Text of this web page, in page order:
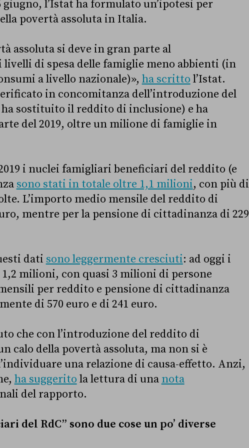
l’Istat ha formulato un’ipotesi per
povertà assoluta in Italia.
assoluta si deve in gran parte al
di spesa delle famiglie meno abbienti (in
a livello nazionale)», ha scritto l’Istat.
in concomitanza dell’introduzione del
sostituito il reddito di inclusione) e ha
del 2019, oltre un milione di famiglie in
i nuclei famigliari beneficiari del reddito (e
sono stati in totale oltre 1,1 milioni, con più di
L’importo medio mensile del reddito di
mentre per la pensione di cittadinanza di 229
dati sono leggermente cresciuti: ad oggi i
milioni, con quasi 3 milioni di persone
per reddito e pensione di cittadinanza
di 570 euro e di 241 euro.
che con l’introduzione del reddito di
calo della povertà assoluta, ma non si è
una relazione di causa-effetto. Anzi,
ha suggerito la lettura di una nota
del rapporto.
del RdC” sono due cose un po’ diverse